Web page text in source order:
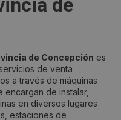
de
de Concepción es
de venta
a través de máquinas
encargan de instalar,
en diversos lugares
estaciones de